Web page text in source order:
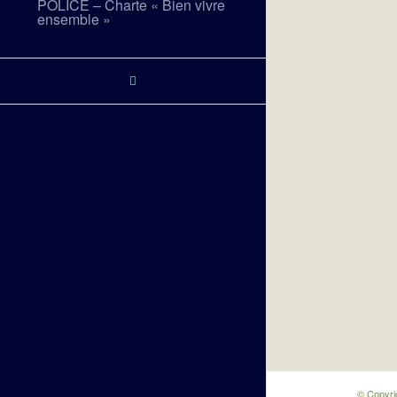
POLICE – Charte « Bien vivre
ensemble »
©